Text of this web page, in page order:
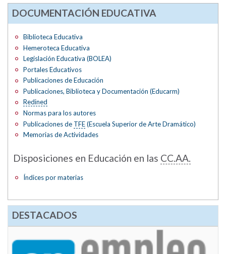
DOCUMENTACIÓN EDUCATIVA
Biblioteca Educativa
Hemeroteca Educativa
Legislación Educativa (BOLEA)
Portales Educativos
Publicaciones de Educación
Publicaciones, Biblioteca y Documentación (Educarm)
Redined
Normas para los autores
Publicaciones de TFE(Escuela Superior de Arte Dramático)
Memorias de Actividades
Disposiciones en Educación en las CC.AA.
Índices por materias
DESTACADOS